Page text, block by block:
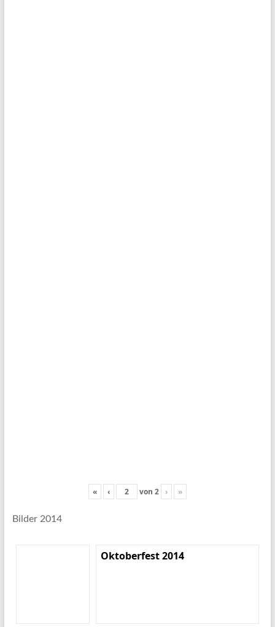
« ‹ von 2 › »
Bilder 2014
Oktoberfest 2014